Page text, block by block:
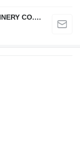
HEFEI DINGTAO CONSTRUCTION MACHINERY CO., LIMITED